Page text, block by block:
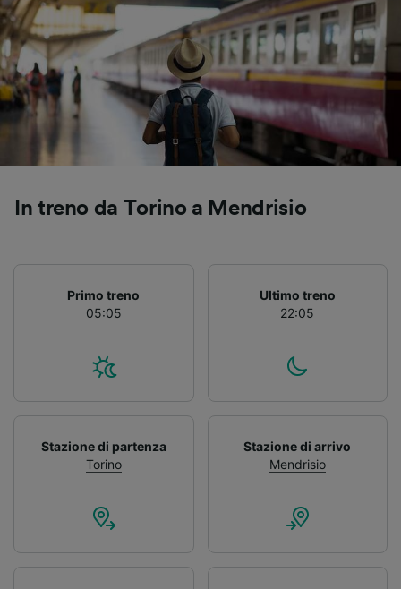
In treno da Torino a Mendrisio
Primo treno
05:05
Ultimo treno
22:05
Stazione di partenza
Torino
Stazione di arrivo
Mendrisio